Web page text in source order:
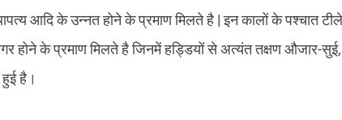
आदि के उन्नत होने के प्रमाण मिलते है | इन कालों के पश्चात
होने के प्रमाण मिलते है जिनमें हड्डियों से अत्यंत तक्षण औजार-
हुई है।